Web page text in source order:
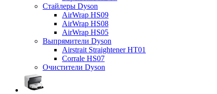
Стайлеры Dyson
AirWrap HS09
AirWrap HS08
AirWrap HS05
Выпрямители Dyson
Airstrait Straightener HT01
Corrale HS07
Очистители Dyson